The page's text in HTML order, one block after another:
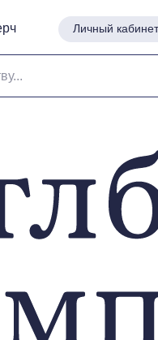
Личный кабинет
Личный кабинет